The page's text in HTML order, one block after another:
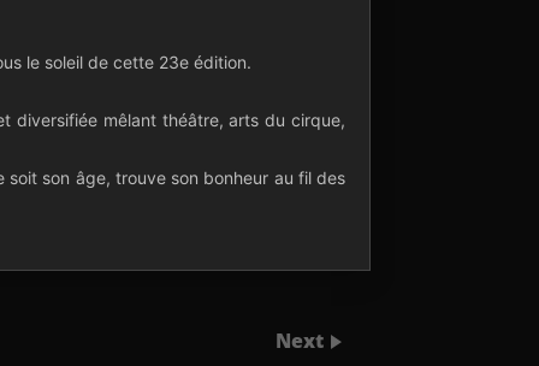
le soleil de cette 23e édition.
diversifiée mêlant théâtre, arts du cirque,
son âge, trouve son bonheur au fil des
Next